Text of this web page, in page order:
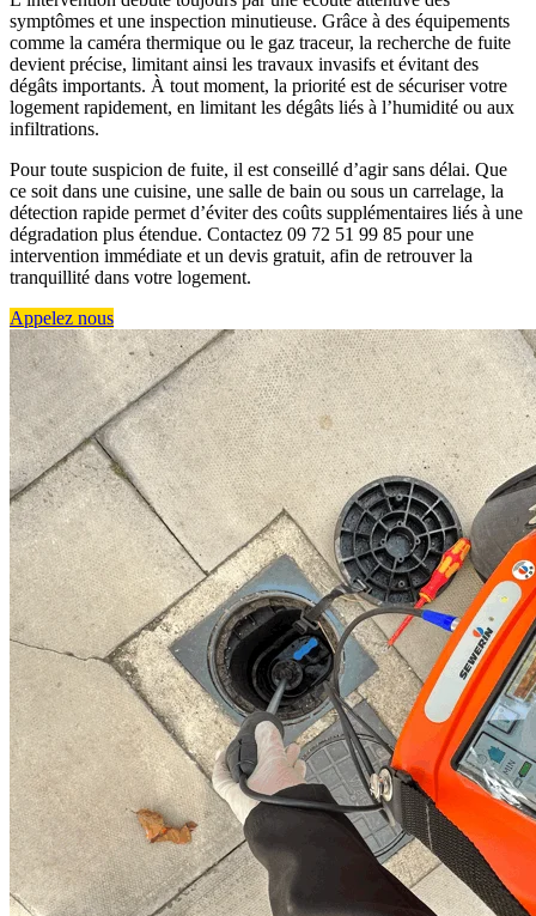
symptômes et une inspection minutieuse. Grâce à des équipements
comme la caméra thermique ou le gaz traceur, la recherche de fuite
devient précise, limitant ainsi les travaux invasifs et évitant des
dégâts importants. À tout moment, la priorité est de sécuriser votre
logement rapidement, en limitant les dégâts liés à l’humidité ou aux
infiltrations.
Pour toute suspicion de fuite, il est conseillé d’agir sans délai. Que
ce soit dans une cuisine, une salle de bain ou sous un carrelage, la
détection rapide permet d’éviter des coûts supplémentaires liés à une
dégradation plus étendue. Contactez 09 72 51 99 85 pour une
intervention immédiate et un devis gratuit, afin de retrouver la
tranquillité dans votre logement.
Appelez nous